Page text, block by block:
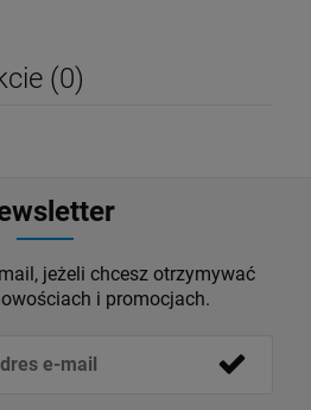
(0)
jeżeli chcesz otrzymywać
i promocjach.